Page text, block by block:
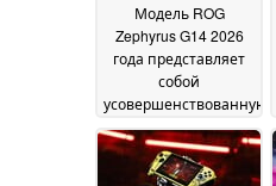
Модель ROG
Zephyrus G14 2026
года представляет
собой
усовершенствованную
версию, однако
модель 2025 года,
которая стоит на 600